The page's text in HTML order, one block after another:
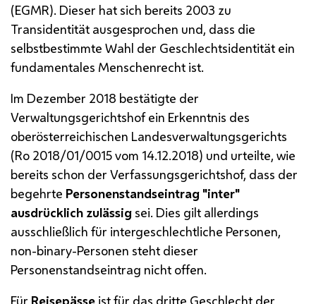
(EGMR). Dieser hat sich bereits 2003 zu
Transidentität ausgesprochen und, dass die
selbstbestimmte Wahl der Geschlechtsidentität ein
fundamentales Menschenrecht ist.
Im Dezember 2018 bestätigte der
Verwaltungsgerichtshof ein Erkenntnis des
oberösterreichischen Landesverwaltungsgerichts
(Ro 2018/01/0015 vom 14.12.2018) und urteilte, wie
bereits schon der Verfassungsgerichtshof, dass der
begehrte Personenstandseintrag "inter"
ausdrücklich zulässig sei. Dies gilt allerdings
ausschließlich für intergeschlechtliche Personen,
non-binary-Personen steht dieser
Personenstandseintrag nicht offen.
Für Reisepässe ist für das dritte Geschlecht der